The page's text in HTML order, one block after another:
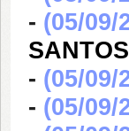
- (05/09/
SANTOS
- (05/09/
- (05/09/